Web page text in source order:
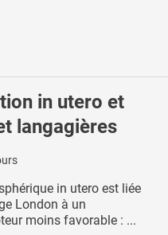
in utero et
langagières
in utero est liée
London à un
moins favorable : ...